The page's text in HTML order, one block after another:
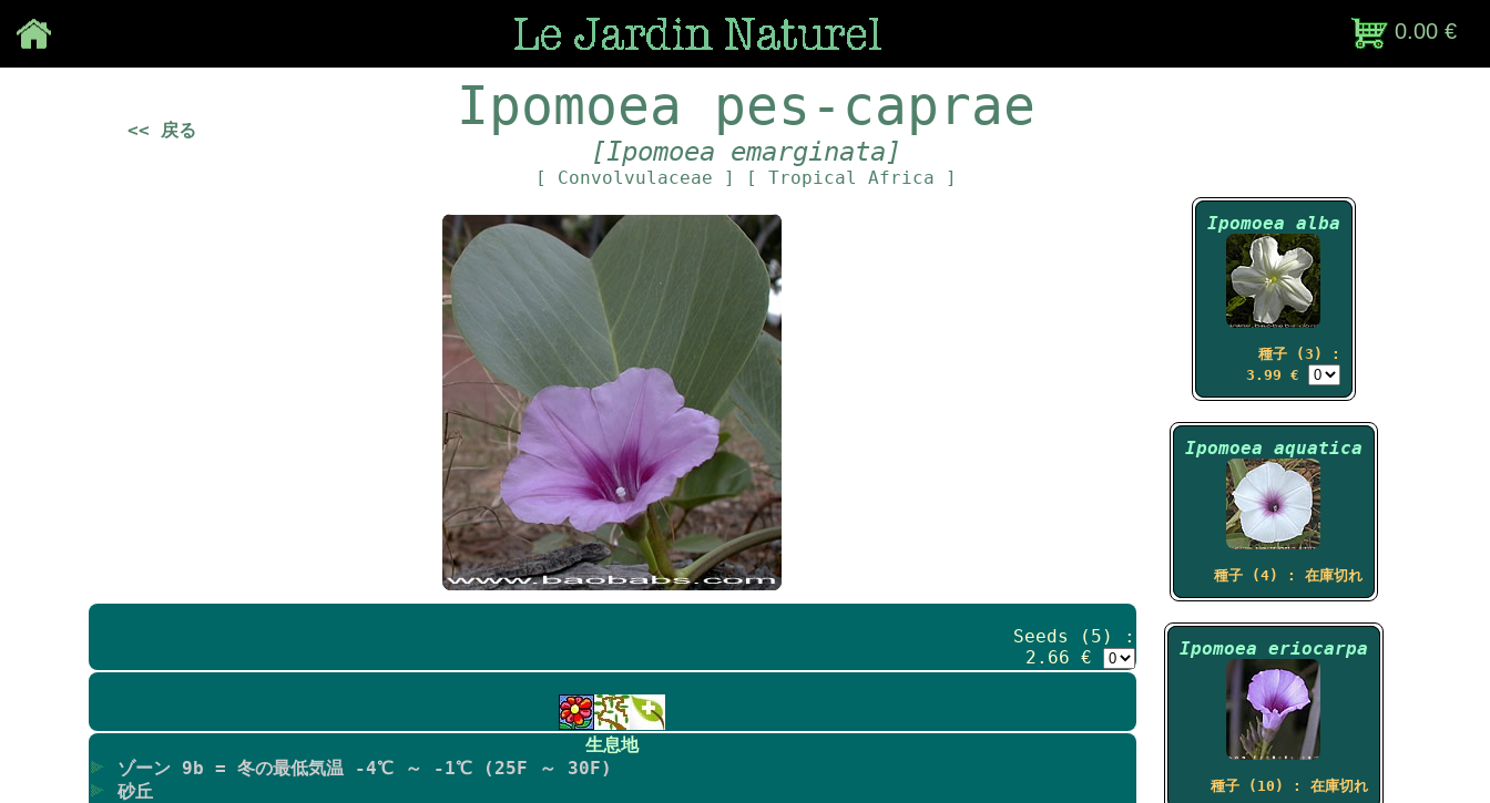
0.00 €
<< 戻る Ipomoea pes-caprae
[Ipomoea emarginata]
[ Convolvulaceae ] [ Tropical Africa ]
Seeds (5) :
2.66 €
生息地
ゾーン 9b = 冬の最低気温 -4℃ ～ -1℃ (25F ～ 30F)
砂丘
Ipomoea alba
種子 (3) :
3.99 €
Ipomoea aquatica
種子 (4) : 在庫切れ
Ipomoea eriocarpa
種子 (10) : 在庫切れ